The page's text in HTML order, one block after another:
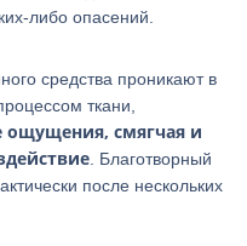
либо опасений.
средства проникают в
ткани,
смягчая и
. Благотворный
после нескольких